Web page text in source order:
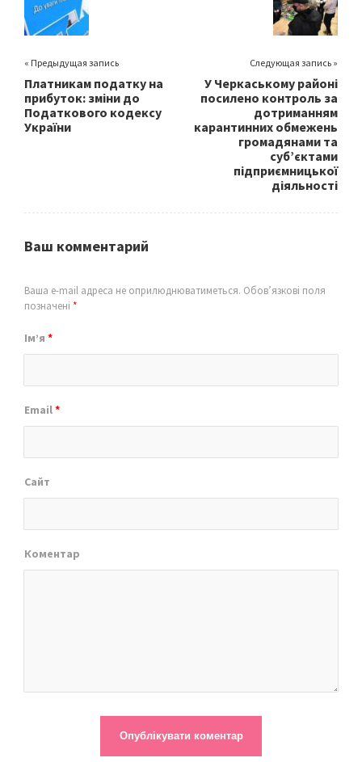
k
« Предыдущая запись
Платникам податку на
прибуток: зміни до
Податкового кодексу
України
Следующая запись »
У Черкаському районі
посилено контроль за
дотриманням
карантинних обмежень
громадянами та
суб’єктами
підприємницької
діяльності
Ваш комментарий
Ваша e-mail адреса не оприлюднюватиметься. Обов’язкові поля
позначені *
Ім’я *
Email*
Сайт
Коментар